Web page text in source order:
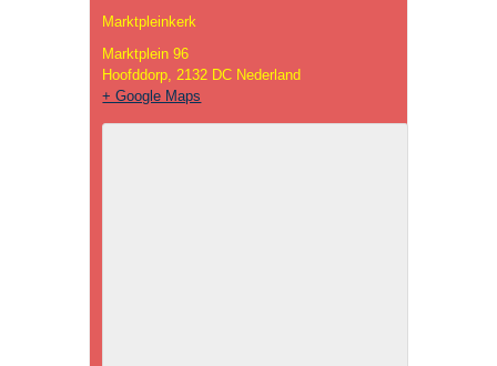
Marktpleinkerk
Marktplein 96
Hoofddorp, 2132 DC Nederland
+ Google Maps